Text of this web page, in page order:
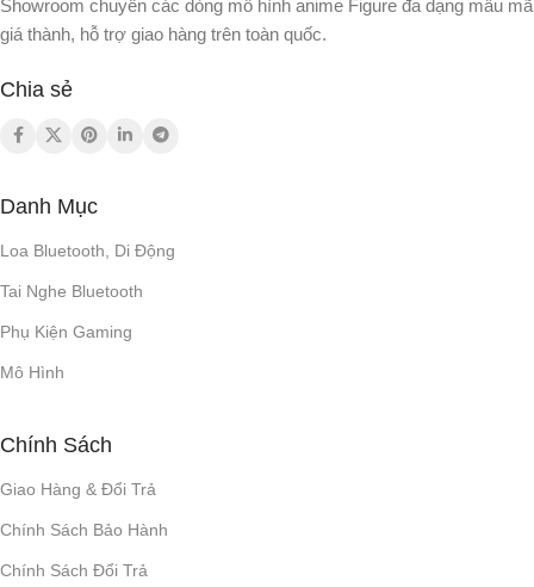
Showroom chuyên các dòng mô hình anime Figure đa dạng mẫu mã
giá thành, hỗ trợ giao hàng trên toàn quốc.
Chia sẻ
Danh Mục
Loa Bluetooth, Di Động
Tai Nghe Bluetooth
Phụ Kiện Gaming
Mô Hình
Chính Sách
Giao Hàng & Đổi Trả
Chính Sách Bảo Hành
Chính Sách Đổi Trả